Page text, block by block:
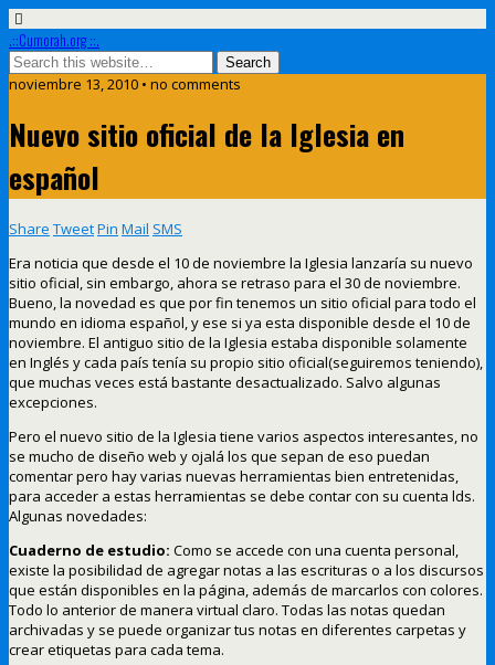
.::Cumorah.org ::.
noviembre 13, 2010 • no comments
Nuevo sitio oficial de la Iglesia en
español
Share TweetPin Mail SMS
Era noticia que desde el 10 de noviembre la Iglesia lanzaría su nuevo
sitio oficial, sin embargo, ahora se retraso para el 30 de noviembre.
Bueno, la novedad es que por fin tenemos un sitio oficial para todo el
mundo en idioma español, y ese si ya esta disponible desde el 10 de
noviembre. El antiguo sitio de la Iglesia estaba disponible solamente
en Inglés y cada país tenía su propio sitio oficial(seguiremos teniendo),
que muchas veces está bastante desactualizado. Salvo algunas
excepciones.
Pero el nuevo sitio de la Iglesia tiene varios aspectos interesantes, no
se mucho de diseño web y ojalá los que sepan de eso puedan
comentar pero hay varias nuevas herramientas bien entretenidas,
para acceder a estas herramientas se debe contar con su cuenta lds.
Algunas novedades:
Cuaderno de estudio: Como se accede con una cuenta personal,
existe la posibilidad de agregar notas a las escrituras o a los discursos
que están disponibles en la página, además de marcarlos con colores.
Todo lo anterior de manera virtual claro. Todas las notas quedan
archivadas y se puede organizar tus notas en diferentes carpetas y
crear etiquetas para cada tema.